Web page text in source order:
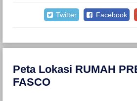
Twitter Facebook
Peta Lokasi RUMAH
FASCO